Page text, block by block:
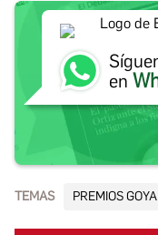
en
TEMAS PREMIOS